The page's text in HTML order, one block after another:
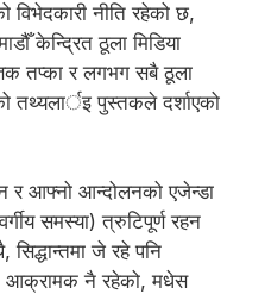
विभेदकारी नीति रहेको छ,
केन्दि्रत ठूला मिडिया
तप्का र लगभग सबै ठूला
तथ्यलार्इ पुस्तकले दर्शाएको
र आफ्नो आन्दोलनको एजेन्डा
समस्या) त्रुटिपूर्ण रहन
जे रहे पनि
आक्रामक नै रहेको, मधेस